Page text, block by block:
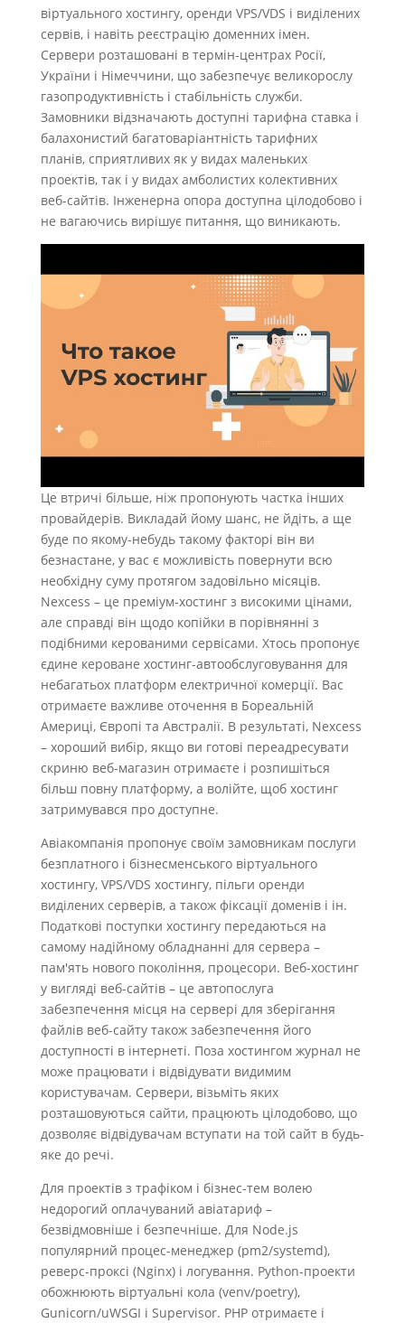
віртуального хостингу, оренди VPS/VDS і виділених
сервів, і навіть реєстрацію доменних імен.
Сервери розташовані в термін-центрах Росії,
України і Німеччини, що забезпечує великорослу
газопродуктивність і стабільність служби.
Замовники відзначають доступні тарифна ставка і
балахонистий багатоваріантність тарифних
планів, сприятливих як у видах маленьких
проектів, так і у видах амболистих колективних
веб-сайтів. Інженерна опора доступна цілодобово і
не вагаючись вирішує питання, що виникають.
Це втричі більше, ніж пропонують частка інших
провайдерів. Викладай йому шанс, не йдіть, а ще
буде по якому-небудь такому факторі він ви
безнастане, у вас є можливість повернути всю
необхідну суму протягом задовільно місяців.
Nexcess – це преміум-хостинг з високими цінами,
але справді він щодо копійки в порівнянні з
подібними керованими сервісами. Хтось пропонує
єдине кероване хостинг-автообслуговування для
небагатьох платформ електричної комерції. Вас
отримаєте важливе оточення в Бореальній
Америці, Європі та Австралії. В результаті, Nexcess
– хороший вибір, якщо ви готові переадресувати
скриню веб-магазин отримаєте і розпишіться
більш повну платформу, а волійте, щоб хостинг
затримувався про доступне.
Авіакомпанія пропонує своїм замовникам послуги
безплатного і бізнесменського віртуального
хостингу, VPS/VDS хостингу, пільги оренди
виділених серверів, а також фіксації доменів і ін.
Податкові поступки хостингу передаються на
самому надійному обладнанні для сервера –
пам'ять нового покоління, процесори. Веб-хостинг
у вигляді веб-сайтів – це автопослуга
забезпечення місця на сервері для зберігання
файлів веб-сайту також забезпечення його
доступності в інтернеті. Поза хостингом журнал не
може працювати і відвідувати видимим
користувачам. Сервери, візьміть яких
розташовуються сайти, працюють цілодобово, що
дозволяє відвідувачам вступати на той сайт в будь-
яке до речі.
Для проектів з трафіком і бізнес-тем волею
недорогий оплачуваний авіатариф –
безвідмовніше і безпечніше. Для Node.js
популярний процес-менеджер (pm2/systemd),
реверс-проксі (Nginx) і логування. Python-проекти
обожнюють віртуальні кола (venv/poetry),
Gunicorn/uWSGI і Supervisor. PHP отримаєте і